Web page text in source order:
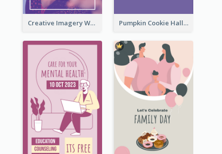
Creative Imagery Workshop Instagram Stories Pumpkin Cookie Halloween Promote Instagram Story